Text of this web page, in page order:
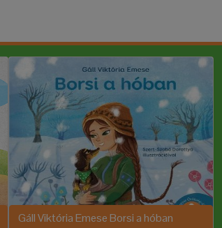
Gáll Viktória Emese Borsi a hóban